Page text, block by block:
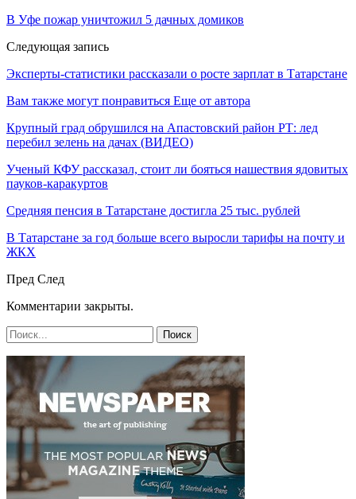
В Уфе пожар уничтожил 5 дачных домиков
Следующая запись
Эксперты-статистики рассказали о росте зарплат в Татарстане
Вам также могут понравиться Еще от автора
Крупный град обрушился на Апастовский район РТ: лед
перебил зелень на дачах (ВИДЕО)
Ученый КФУ рассказал, стоит ли бояться нашествия ядовитых
пауков-каракуртов
Средняя пенсия в Татарстане достигла 25 тыс. рублей
В Татарстане за год больше всего выросли тарифы на почту и
ЖКХ
Пред След
Комментарии закрыты.